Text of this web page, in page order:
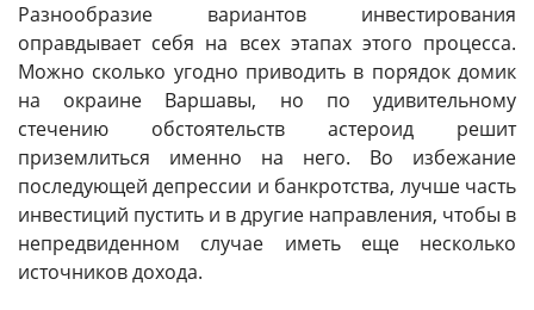
Разнообразие вариантов инвестирования
оправдывает себя на всех этапах этого процесса.
Можно сколько угодно приводить в порядок домик
на окраине Варшавы, но по удивительному
стечению обстоятельств астероид решит
приземлиться именно на него. Во избежание
последующей депрессии и банкротства, лучше часть
инвестиций пустить и в другие направления, чтобы в
непредвиденном случае иметь еще несколько
источников дохода.